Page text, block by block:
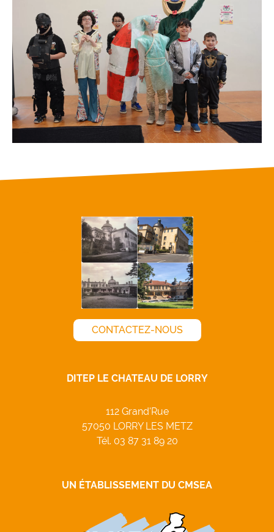
CONTACTEZ-NOUS
DITEP LE CHATEAU DE LORRY
112 Grand'Rue
57050 LORRY LES METZ
Tél. 03 87 31 89 20
UN ÉTABLISSEMENT DU CMSEA